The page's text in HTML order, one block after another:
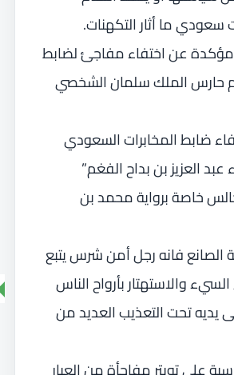
ما أثار التكهنات.
مؤكدة عن اختفاء مفاجئ لضابط
حارس الملك سلمان الشخصي
ضابط المخابرات السعودي
العزيز بن بداح الفغم”
خاصة برواية محمد بن
فانه رجل أمن شرس يتبع
والاستهتار بأرواح الناس
تحت التعذيب العديد من